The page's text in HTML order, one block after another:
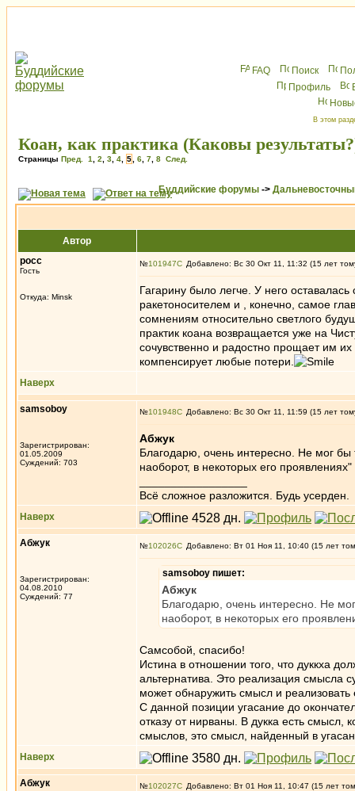
FAQ Поиск
Профиль
В этом
Коан, как практика (Каковы
Страницы Пред. 1 2 3 4 5 6 7 8 След.
Буддийские форумы ->
Автор
росс
Гость
Откуда: Minsk
№101947 Добавлено: Вс 30 Окт 11, 11:32 (15 лет
Гагарину было легче. У него
ракетоносителем и , конечно, самое
сомнениям относительно светлого
практик коана возвращается уже на
сочувственно и радостно прощает им
компенсирует любые потери.
Наверх
samsoboy
Зарегистрирован:
01.05.2009
Суждений: 703
№101948 Добавлено: Вс 30 Окт 11, 11:59 (15 лет
Абжук
Благодарю, очень интересно. Не мог
наоборот, в некоторых его проявлениях"
Всё сложное разложится. Будь усерден.
Наверх
Абжук
Зарегистрирован:
04.08.2010
Суждений: 77
№102026 Добавлено: Вт 01 Ноя 11, 10:40 (15 лет
samsoboy пишет:
Абжук
Благодарю, очень интересно. Не
наоборот, в некоторых его
Самсобой, спасибо!
Истина в отношении того, что дуккха
альтернатива. Это реализация смысла
может обнаружить смысл и
С данной позиции угасание до
отказу от нирваны. В дукка есть смысл,
смыслов, это смысл, найденный в
Наверх
Абжук №102027 Добавлено: Вт 01 Ноя 11, 10:47 (15 лет